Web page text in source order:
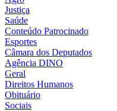
Justiça
Saúde
Conteúdo Patrocinado
Esportes
Câmara dos Deputados
Agência DINO
Geral
Direitos Humanos
Obituário
Sociais